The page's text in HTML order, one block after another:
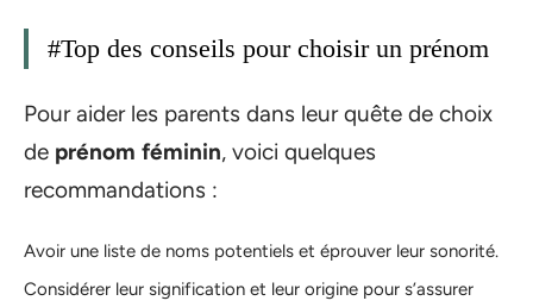
#Top des conseils pour choisir un prénom
Pour aider les parents dans leur quête de choix
de prénom féminin, voici quelques
recommandations :
Avoir une liste de noms potentiels et éprouver leur sonorité.
Considérer leur signification et leur origine pour s’assurer